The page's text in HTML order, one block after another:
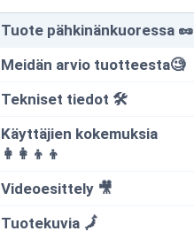
Tuote pähkinänkuoressa 🥜
Meidän arvio tuotteesta🧐
Tekniset tiedot 🛠
Käyttäjien kokemuksia
👩‍👩‍👦‍👦
Videoesittely 🎥
Tuotekuvia 🗾